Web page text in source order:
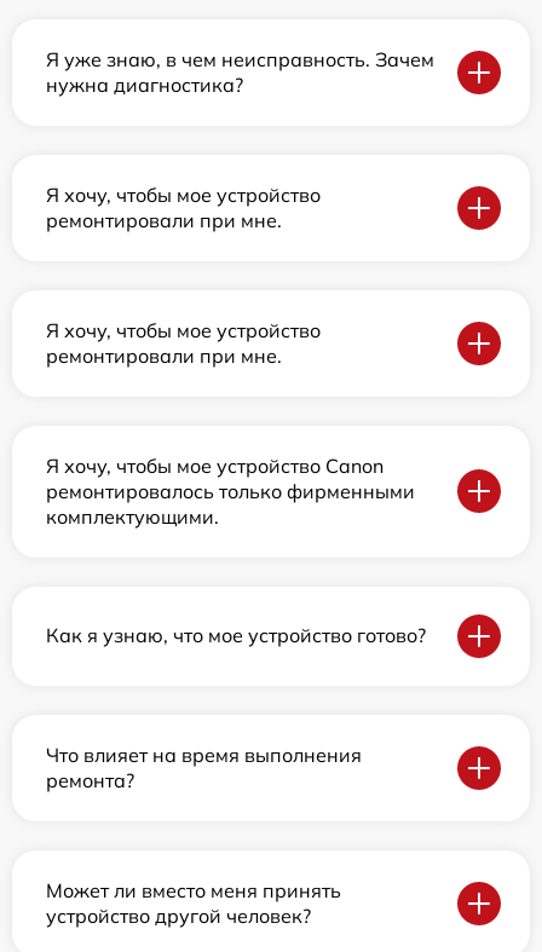
Я уже знаю, в чем неисправность. Зачем
нужна диагностика?
Я хочу, чтобы мое устройство
ремонтировали при мне.
Я хочу, чтобы мое устройство
ремонтировали при мне.
Я хочу, чтобы мое устройство Canon
ремонтировалось только фирменными
комплектующими.
Как я узнаю, что мое устройство готово?
Что влияет на время выполнения
ремонта?
Может ли вместо меня принять
устройство другой человек?